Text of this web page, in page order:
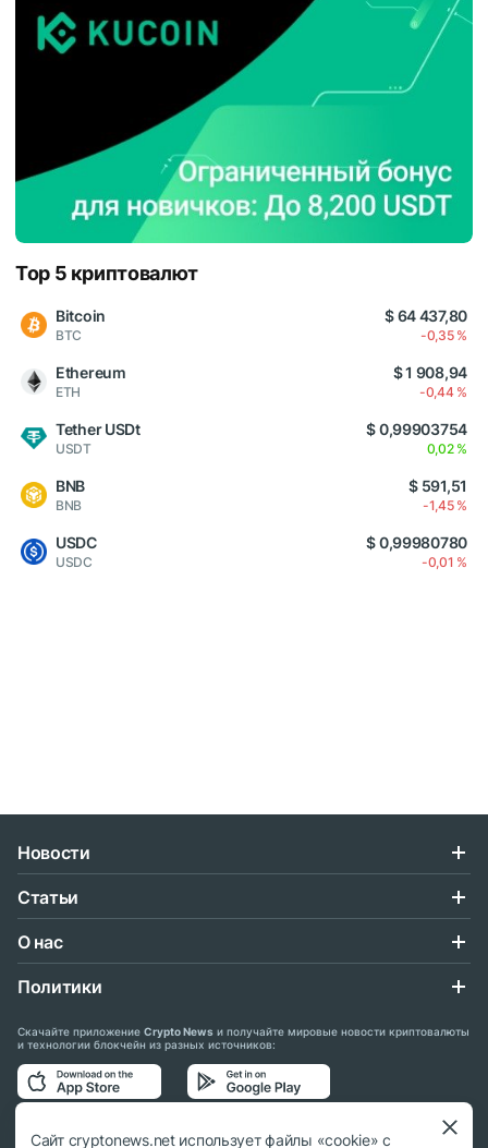
Top 5 криптовалют
Bitcoin
BTC
$ 64 437,80
-0,35 %
Ethereum
ETH
$ 1 908,94
-0,44 %
Tether USDt
USDT
$ 0,99903754
0,02 %
BNB
BNB
$ 591,51
-1,45 %
USDC
USDC
$ 0,99980780
-0,01 %
Новости
Статьи
О нас
Политики
Скачайте приложение Crypto News и получайте мировые новости криптовалюты
и технологии блокчейн из разных источников:
Подписывайтесь на нас в социальных сетях:
Сайт cryptonews.net использует файлы «cookie» с